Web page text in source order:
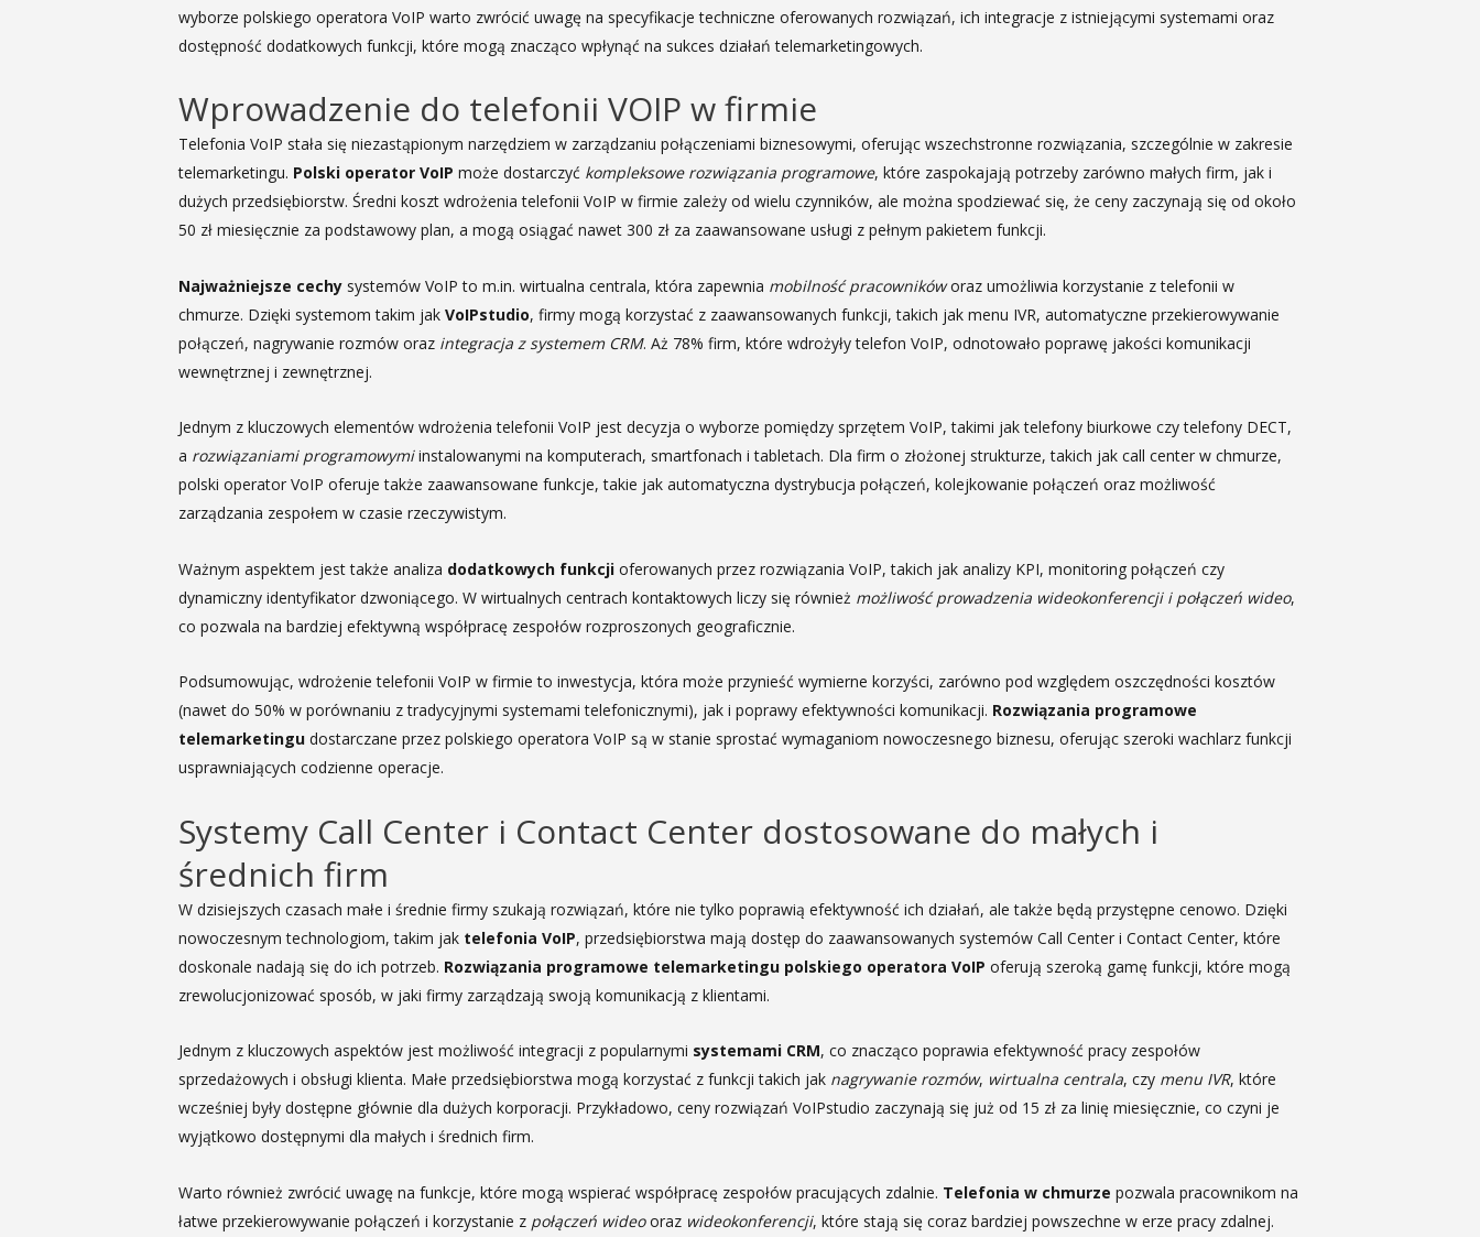
wyborze polskiego operatora VoIP warto zwrócić uwagę na specyfikacje techniczne oferowanych rozwiązań, ich integracje z istniejącymi systemami oraz
dostępność dodatkowych funkcji, które mogą znacząco wpłynąć na sukces działań telemarketingowych.
Wprowadzenie do telefonii VOIP w firmie
Telefonia VoIP stała się niezastąpionym narzędziem w zarządzaniu połączeniami biznesowymi, oferując wszechstronne rozwiązania, szczególnie w zakresie
telemarketingu. Polski operator VoIP może dostarczyć kompleksowe rozwiązania programowe, które zaspokajają potrzeby zarówno małych firm, jak i
dużych przedsiębiorstw. Średni koszt wdrożenia telefonii VoIP w firmie zależy od wielu czynników, ale można spodziewać się, że ceny zaczynają się od około
50 zł miesięcznie za podstawowy plan, a mogą osiągać nawet 300 zł za zaawansowane usługi z pełnym pakietem funkcji.
Najważniejsze cechy systemów VoIP to m.in. wirtualna centrala, która zapewnia mobilność pracownikóworaz umożliwia korzystanie z telefonii w
chmurze. Dzięki systemom takim jak VoIPstudio, firmy mogą korzystać z zaawansowanych funkcji, takich jak menu IVR, automatyczne przekierowywanie
połączeń, nagrywanie rozmów oraz integracja z systemem CRM. Aż 78% firm, które wdrożyły telefon VoIP, odnotowało poprawę jakości komunikacji
wewnętrznej i zewnętrznej.
Jednym z kluczowych elementów wdrożenia telefonii VoIP jest decyzja o wyborze pomiędzy sprzętem VoIP, takimi jak telefony biurkowe czy telefony DECT,
a rozwiązaniami programowymiinstalowanymi na komputerach, smartfonach i tabletach. Dla firm o złożonej strukturze, takich jak call center w chmurze,
polski operator VoIP oferuje także zaawansowane funkcje, takie jak automatyczna dystrybucja połączeń, kolejkowanie połączeń oraz możliwość
zarządzania zespołem w czasie rzeczywistym.
Ważnym aspektem jest także analiza dodatkowych funkcji oferowanych przez rozwiązania VoIP, takich jak analizy KPI, monitoring połączeń czy
dynamiczny identyfikator dzwoniącego. W wirtualnych centrach kontaktowych liczy się również możliwość prowadzenia wideokonferencji i połączeń wideo,
co pozwala na bardziej efektywną współpracę zespołów rozproszonych geograficznie.
Podsumowując, wdrożenie telefonii VoIP w firmie to inwestycja, która może przynieść wymierne korzyści, zarówno pod względem oszczędności kosztów
(nawet do 50% w porównaniu z tradycyjnymi systemami telefonicznymi), jak i poprawy efektywności komunikacji. Rozwiązania programowe
telemarketingu dostarczane przez polskiego operatora VoIP są w stanie sprostać wymaganiom nowoczesnego biznesu, oferując szeroki wachlarz funkcji
usprawniających codzienne operacje.
Systemy Call Center i Contact Center dostosowane do małych i
średnich firm
W dzisiejszych czasach małe i średnie firmy szukają rozwiązań, które nie tylko poprawią efektywność ich działań, ale także będą przystępne cenowo. Dzięki
nowoczesnym technologiom, takim jak telefonia VoIP, przedsiębiorstwa mają dostęp do zaawansowanych systemów Call Center i Contact Center, które
doskonale nadają się do ich potrzeb. Rozwiązania programowe telemarketingu polskiego operatora VoIP oferują szeroką gamę funkcji, które mogą
zrewolucjonizować sposób, w jaki firmy zarządzają swoją komunikacją z klientami.
Jednym z kluczowych aspektów jest możliwość integracji z popularnymi systemami CRM, co znacząco poprawia efektywność pracy zespołów
sprzedażowych i obsługi klienta. Małe przedsiębiorstwa mogą korzystać z funkcji takich jak nagrywanie rozmów, wirtualna centrala, czy menu IVR, które
wcześniej były dostępne głównie dla dużych korporacji. Przykładowo, ceny rozwiązań VoIPstudio zaczynają się już od 15 zł za linię miesięcznie, co czyni je
wyjątkowo dostępnymi dla małych i średnich firm.
Warto również zwrócić uwagę na funkcje, które mogą wspierać współpracę zespołów pracujących zdalnie. Telefonia w chmurze pozwala pracownikom na
łatwe przekierowywanie połączeń i korzystanie z połączeń wideooraz wideokonferencji, które stają się coraz bardziej powszechne w erze pracy zdalnej.